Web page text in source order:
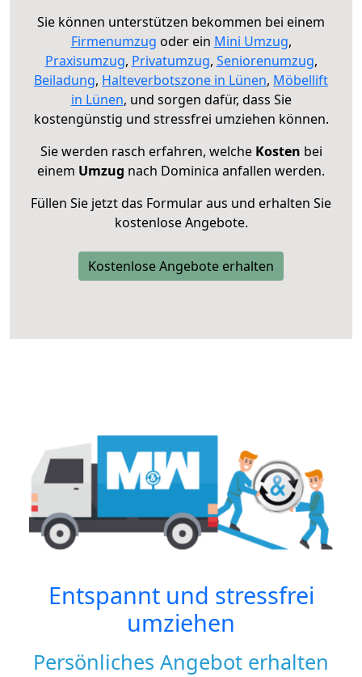
Sie können unterstützen bekommen bei einem
Firmenumzug oder ein Mini Umzug,
Praxisumzug, Privatumzug, Seniorenumzug,
Beiladung, Halteverbotszone in Lünen, Möbellift
in Lünen, und sorgen dafür, dass Sie
kostengünstig und stressfrei umziehen können.
Sie werden rasch erfahren, welche Kosten bei
einem Umzug nach Dominica anfallen werden.
Füllen Sie jetzt das Formular aus und erhalten Sie
kostenlose Angebote.
Kostenlose Angebote erhalten
Entspannt und stressfrei
umziehen
Persönliches Angebot erhalten